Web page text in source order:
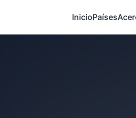
InicioPaíses